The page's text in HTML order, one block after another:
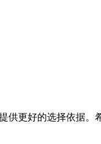
供更好的选择依据。